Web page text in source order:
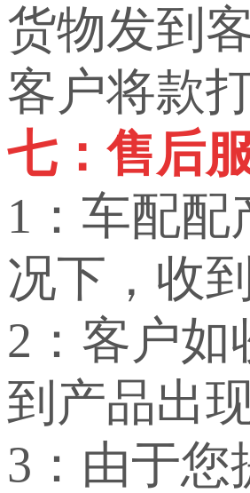
货物发到
客户将款
七：售后
1：车配
况下，收
2：客户
到产品出
3：由于